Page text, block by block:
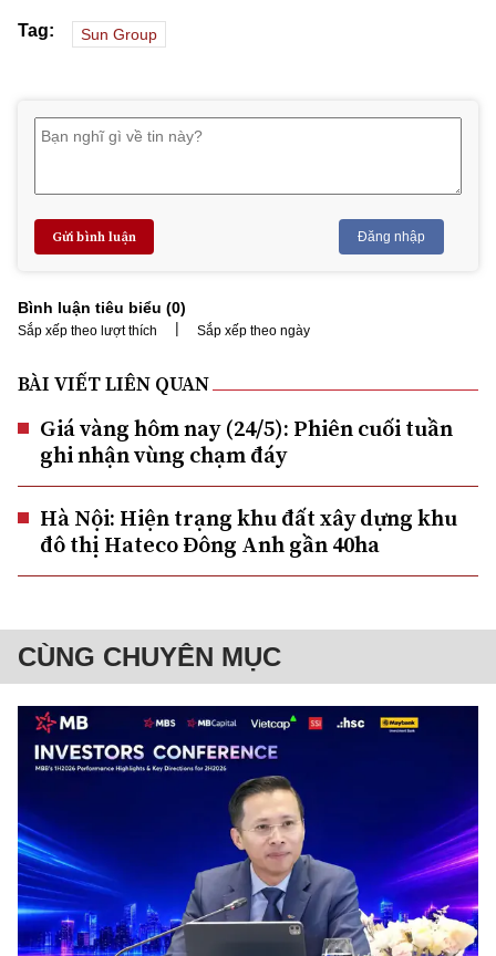
Tag: Sun Group
Gửi bình luận Đăng nhập
Bình luận tiêu biểu (0)
Sắp xếp theo lượt thích | Sắp xếp theo ngày
BÀI VIẾT LIÊN QUAN
Giá vàng hôm nay (24/5): Phiên cuối tuần
ghi nhận vùng chạm đáy
Hà Nội: Hiện trạng khu đất xây dựng khu
đô thị Hateco Đông Anh gần 40ha
CÙNG CHUYÊN MỤC